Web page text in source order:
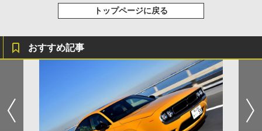
トップページに戻る
おすすめ記事